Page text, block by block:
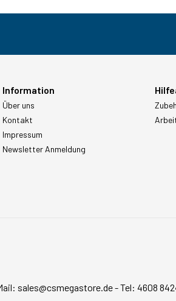
Information
Über uns
Kontakt
Impressum
Newsletter Anmeldung
sales@csmegastore.de-Tel: 4608